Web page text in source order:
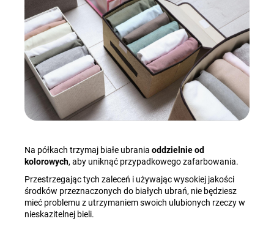
Na półkach trzymaj białe ubrania oddzielnie od
kolorowych, aby uniknąć przypadkowego zafarbowania.
Przestrzegając tych zaleceń i używając wysokiej jakości
środków przeznaczonych do białych ubrań, nie będziesz
mieć problemu z utrzymaniem swoich ulubionych rzeczy w
nieskazitelnej bieli.